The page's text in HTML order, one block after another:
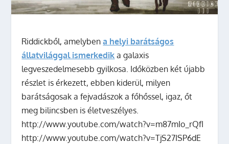
Riddickből, amelybena helyi barátságos
állatvilággal ismerkedik a galaxis
legveszedelmesebb gyilkosa. Időközben két újabb
részlet is érkezett, ebben kiderül, milyen
barátságosak a fejvadászok a főhőssel, igaz, őt
meg bilincsben is életveszélyes.
http://www.youtube.com/watch?v=m87mIo_rQfI
http://www.youtube.com/watch?v=TjS27ISP6dE